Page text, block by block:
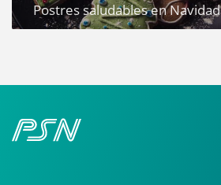
Postres saludables en Navidad